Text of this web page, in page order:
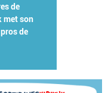
de
met son
de